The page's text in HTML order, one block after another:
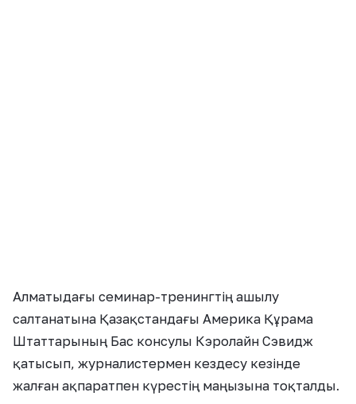
Алматыдағы семинар-тренингтің ашылу
салтанатына Қазақстандағы Америка Құрама
Штаттарының Бас консулы Кэролайн Сэвидж
қатысып, журналистермен кездесу кезінде
жалған ақпаратпен күрестің маңызына тоқталды.